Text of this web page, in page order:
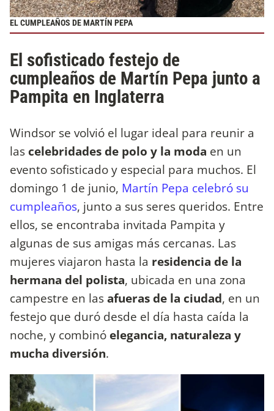
EL CUMPLEAÑOS DE MARTÍN PEPA
El sofisticado festejo de
cumpleaños de Martín Pepa junto a
Pampita en Inglaterra
Windsor se volvió el lugar ideal para reunir a
las celebridades de polo y la moda en un
evento sofisticado y especial para muchos. El
domingo 1 de junio, Martín Pepa celebró su
cumpleaños, junto a sus seres queridos. Entre
ellos, se encontraba invitada Pampita y
algunas de sus amigas más cercanas. Las
mujeres viajaron hasta la residencia de la
hermana del polista, ubicada en una zona
campestre en lasafueras de la ciudad, en un
festejo que duró desde el día hasta caída la
noche, y combinó elegancia, naturaleza y
mucha diversión.